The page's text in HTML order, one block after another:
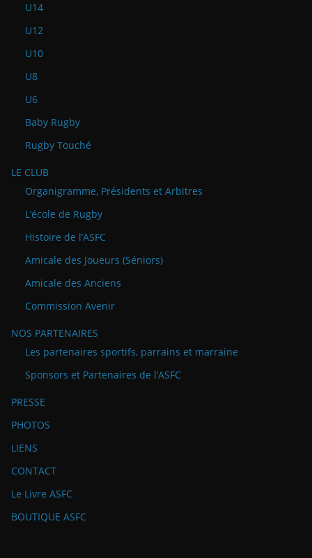
U14
U12
U10
U8
U6
Baby Rugby
Rugby Touché
LE CLUB
Organigramme, Présidents et Arbitres
L’école de Rugby
Histoire de l’ASFC
Amicale des Joueurs (Séniors)
Amicale des Anciens
Commission Avenir
NOS PARTENAIRES
Les partenaires sportifs, parrains et marraine
Sponsors et Partenaires de l’ASFC
PRESSE
PHOTOS
LIENS
CONTACT
Le Livre ASFC
BOUTIQUE ASFC